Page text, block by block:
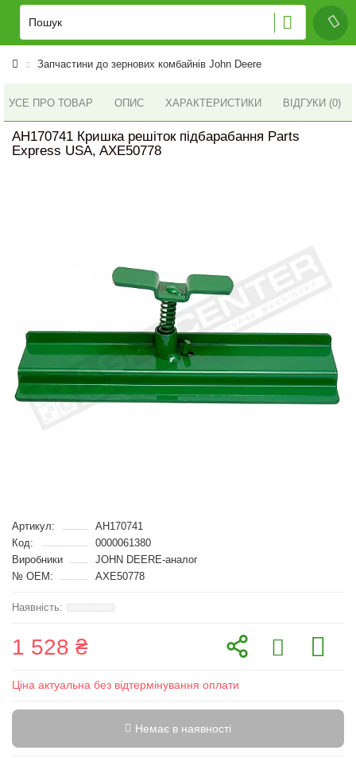
Запчастини до зернових комбайнів John Deere
УСЕ ПРО ТОВАР ОПИС ХАРАКТЕРИСТИКИ ВІДГУКИ (0)
AH170741 Кришка решіток підбарабання Parts
Express USA, AXE50778
Артикул:
AH170741
Код:
0000061380
Виробники
JOHN DEERE-аналог
№ OEM:
AXE50778
1 528 ₴
Ціна актуальна без відтермінування оплати
Немає в наявності